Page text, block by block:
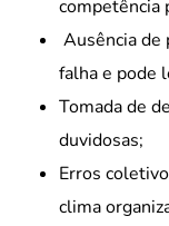
competência
Ausência de
falha e pode
Tomada de
duvidosas;
Erros
clima